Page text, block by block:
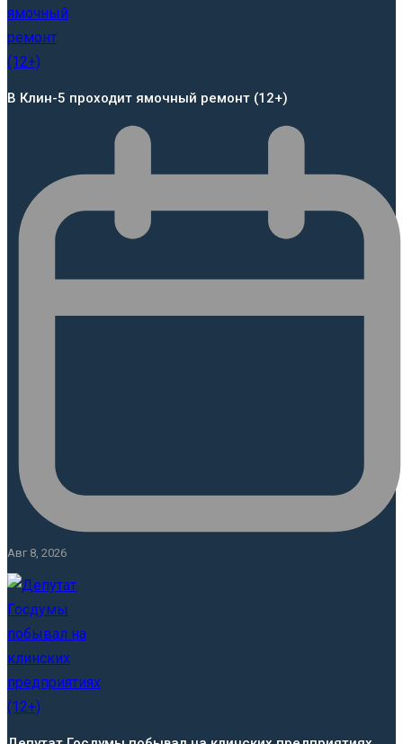
В Клин-5 проходит ямочный ремонт (12+)
Авг 8, 2026